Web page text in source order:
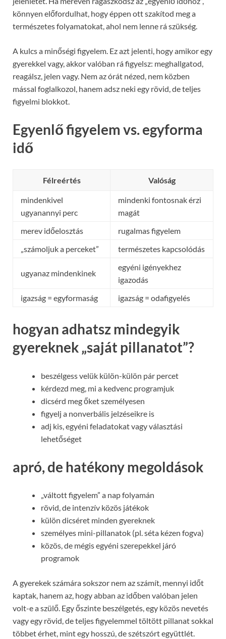
könnyen előfordulhat, hogy éppen ott szakítod meg a
természetes folyamatokat, ahol nem lenne rá szükség.
A kulcs a minőségi figyelem. Ez azt jelenti, hogy amikor egy
gyerekkel vagy, akkor valóban rá figyelsz: meghallgatod,
reagálsz, jelen vagy. Nem az órát nézed, nem közben
mással foglalkozol, hanem adsz neki egy rövid, de teljes
figyelmi blokkot.
Egyenlő figyelem vs. egyforma
idő
Félreértés Valóság
mindenkivel
ugyanannyi perc
mindenki fontosnak érzi
magát
merev időelosztás
rugalmas figyelem
„számoljuk a perceket”
természetes kapcsolódás
ugyanaz mindenkinek
egyéni igényekhez
igazodás
igazság = egyformaság
igazság = odafigyelés
hogyan adhatsz mindegyik
gyereknek „saját pillanatot”?
beszélgess velük külön-külön pár percet
kérdezd meg, mi a kedvenc programjuk
dicsérd meg őket személyesen
figyelj a nonverbális jelzéseikre is
adj kis, egyéni feladatokat vagy választási
lehetőséget
apró, de hatékony megoldások
„váltott figyelem” a nap folyamán
rövid, de intenzív közös játékok
külön dicséret minden gyereknek
személyes mini-pillanatok (pl. séta kézen fogva)
közös, de mégis egyéni szerepekkel járó
programok
A gyerekek számára sokszor nem az számít, mennyi időt
kaptak, hanem az, hogy abban az időben valóban jelen
volt-e a szülő. Egy őszinte beszélgetés, egy közös nevetés
vagy egy rövid, de teljes figyelemmel töltött pillanat sokkal
többet érhet, mint egy hosszú, de szétszórt együttlét.